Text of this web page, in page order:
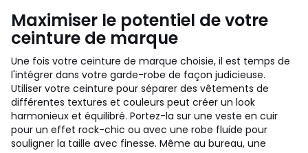
Maximiser le potentiel de votre
ceinture de marque
Une fois votre ceinture de marque choisie, il est temps de
l'intégrer dans votre garde-robe de façon judicieuse.
Utiliser votre ceinture pour séparer des vêtements de
différentes textures et couleurs peut créer un look
harmonieux et équilibré. Portez-la sur une veste en cuir
pour un effet rock-chic ou avec une robe fluide pour
souligner la taille avec finesse. Même au bureau, une